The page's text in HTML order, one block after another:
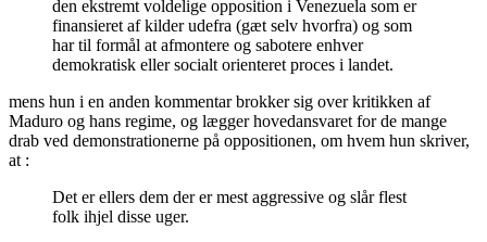
den ekstremt voldelige opposition i Venezuela som er
finansieret af kilder udefra (gæt selv hvorfra) og som
har til formål at afmontere og sabotere enhver
demokratisk eller socialt orienteret proces i landet.
mens hun i en anden kommentar brokker sig over kritikken af
Maduro og hans regime, og lægger hovedansvaret for de mange
drab ved demonstrationerne på oppositionen, om hvem hun skriver,
at :
Det er ellers dem der er mest aggressive og slår flest
folk ihjel disse uger.